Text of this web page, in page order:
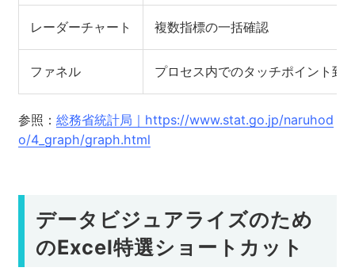
レーダーチャート 複数指標の一括確認
ファネル プロセス内でのタッチポイント到
参照： 総務省統計局｜https://www.stat.go.jp/naruhod
o/4_graph/graph.html
データビジュアライズのため
のExcel特選ショートカット